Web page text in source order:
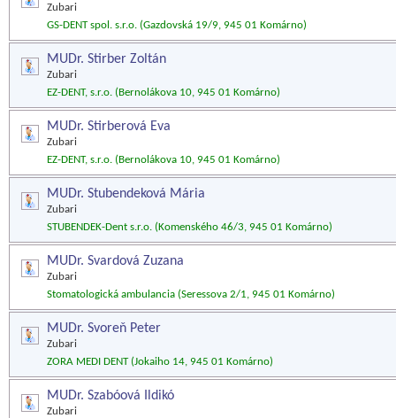
Zubari
GS-DENT spol. s.r.o. (Gazdovská 19/9, 945 01 Komárno)
MUDr. Stirber Zoltán
Zubari
EZ-DENT, s.r.o. (Bernolákova 10, 945 01 Komárno)
MUDr. Stirberová Eva
Zubari
EZ-DENT, s.r.o. (Bernolákova 10, 945 01 Komárno)
MUDr. Stubendeková Mária
Zubari
STUBENDEK-Dent s.r.o. (Komenského 46/3, 945 01 Komárno)
MUDr. Svardová Zuzana
Zubari
Stomatologická ambulancia (Seressova 2/1, 945 01 Komárno)
MUDr. Svoreň Peter
Zubari
ZORA MEDI DENT (Jokaiho 14, 945 01 Komárno)
MUDr. Szabóová Ildikó
Zubari